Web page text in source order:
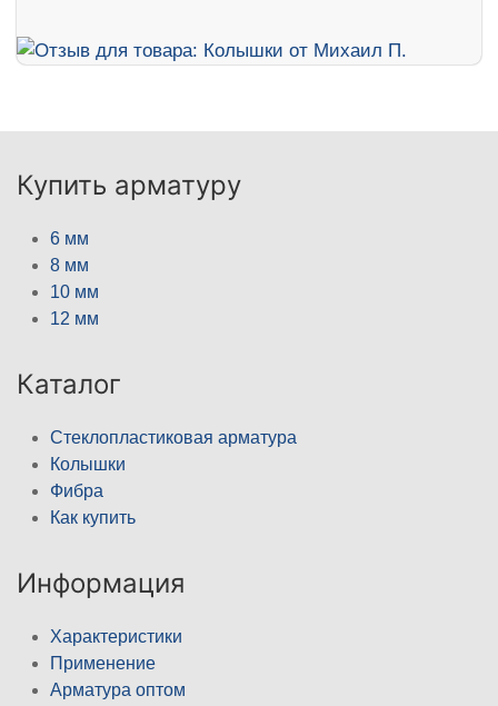
Купить арматуру
6 мм
8 мм
10 мм
12 мм
Каталог
Стеклопластиковая арматура
Колышки
Фибра
Как купить
Информация
Характеристики
Применение
Арматура оптом